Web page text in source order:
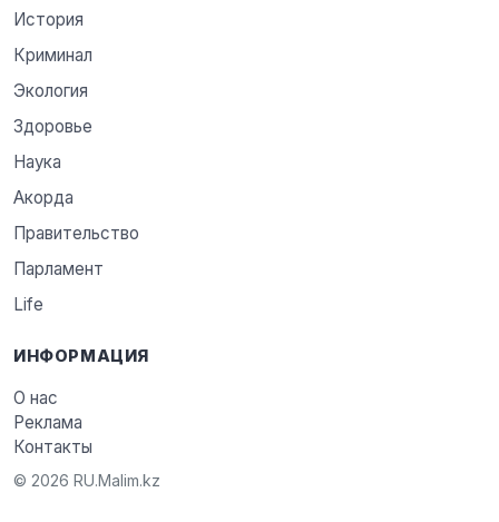
История
Криминал
Экология
Здоровье
Наука
Акорда
Правительство
Парламент
Life
ИНФОРМАЦИЯ
О нас
Реклама
Контакты
© 2026 RU.Malim.kz